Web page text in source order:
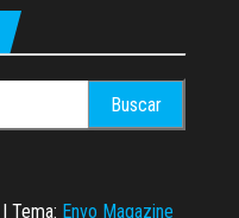
Tema: Envo Magazine